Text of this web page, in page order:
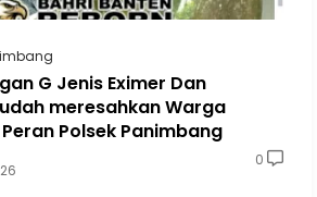
G Jenis Eximer Dan
meresahkan Warga
Polsek Panimbang
0